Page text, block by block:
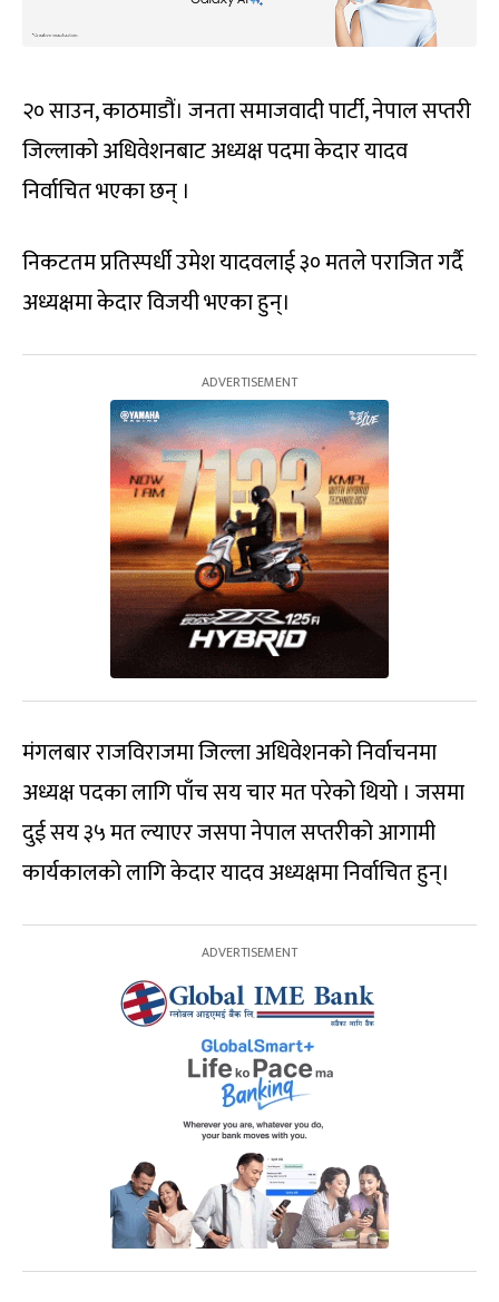
२० साउन, काठमाडौं। जनता समाजवादी पार्टी, नेपाल सप्तरी
जिल्लाको अधिवेशनबाट अध्यक्ष पदमा केदार यादव
निर्वाचित भएका छन् ।
निकटतम प्रतिस्पर्धी उमेश यादवलाई ३० मतले पराजित गर्दै
अध्यक्षमा केदार विजयी भएका हुन्।
मंगलबार राजविराजमा जिल्ला अधिवेशनको निर्वाचनमा
अध्यक्ष पदका लागि पाँच सय चार मत परेको थियो । जसमा
दुई सय ३५ मत ल्याएर जसपा नेपाल सप्तरीको आगामी
कार्यकालको लागि केदार यादव अध्यक्षमा निर्वाचित हुन्।